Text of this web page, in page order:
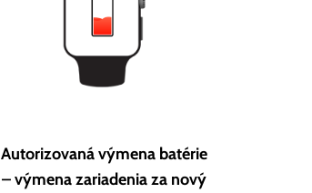
Autorizovaná výmena batérie
– výmena zariadenia za nový